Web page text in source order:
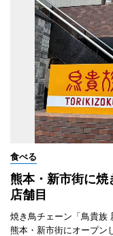
食べる
熊本・新市街に
店舗目
焼き鳥チェーン「鳥貴族
熊本・新市街にオープン